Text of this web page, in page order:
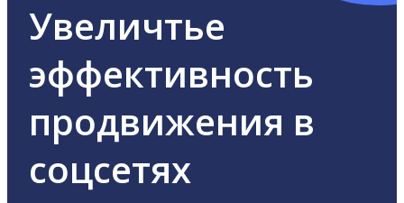
Увеличтье
эффективность
продвижения в
соцсетях